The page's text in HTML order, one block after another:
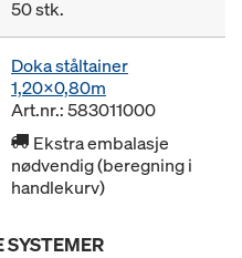
50 stk.
Doka ståltainer
1,20x0,80m
Art.nr.: 583011000
Ekstra embalasje
nødvendig (beregning i
handlekurv)
SYSTEMER